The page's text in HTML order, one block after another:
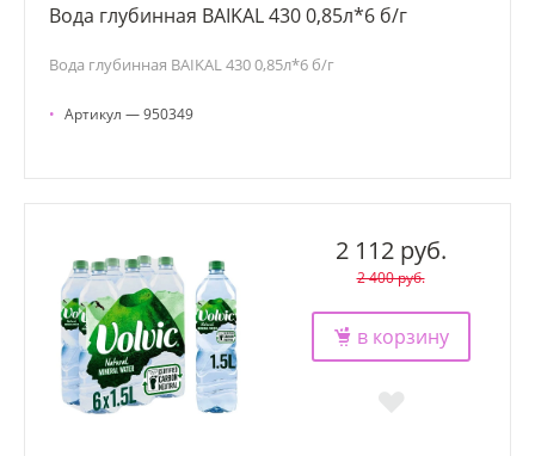
Вода глубинная BAIKAL 430 0,85л*6 б/г
Вода глубинная BAIKAL 430 0,85л*6 б/г
• Артикул — 950349
2 112 руб.
2 400 руб.
в корзину